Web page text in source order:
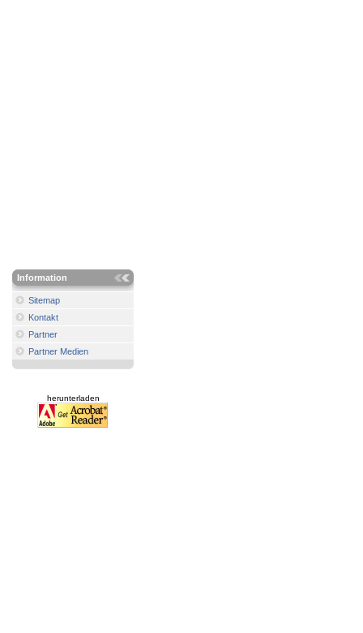
Information
Sitemap
Kontakt
Partner
Partner Medien
herunterladen